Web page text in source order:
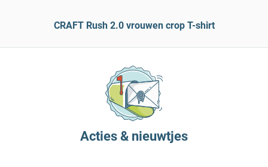
CRAFT Rush 2.0 vrouwen crop T-shirt
Acties & nieuwtjes